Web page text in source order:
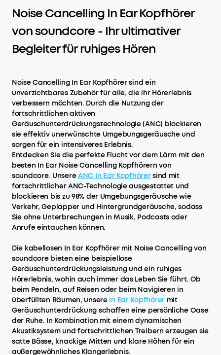
Noise Cancelling In Ear Kopfhörer
von soundcore - Ihr ultimativer
Begleiter für ruhiges Hören
Noise Cancelling In Ear Kopfhörer sind ein
unverzichtbares Zubehör für alle, die ihr Hörerlebnis
verbessern möchten. Durch die Nutzung der
fortschrittlichen aktiven
Geräuschunterdrückungstechnologie (ANC) blockieren
sie effektiv unerwünschte Umgebungsgeräusche und
sorgen für ein intensiveres Erlebnis.
Entdecken Sie die perfekte Flucht vor dem Lärm mit den
besten In Ear Noise Cancelling Kopfhörern von
soundcore. UnsereANC In Ear Kopfhörersind mit
fortschrittlicher ANC-Technologie ausgestattet und
blockieren bis zu 98% der Umgebungsgeräusche wie
Verkehr, Geplapper und Hintergrundgeräusche, sodass
Sie ohne Unterbrechungen in Musik, Podcasts oder
Anrufe eintauchen können.
Die kabellosen In Ear Kopfhörer mit Noise Cancelling von
soundcore bieten eine beispiellose
Geräuschunterdrückungsleistung und ein ruhiges
Hörerlebnis, wohin auch immer das Leben Sie führt. Ob
beim Pendeln, auf Reisen oder beim Navigieren in
überfüllten Räumen, unsere In Ear Kopfhörermit
Geräuschunterdrückung schaffen eine persönliche Oase
der Ruhe. In Kombination mit einem dynamischen
Akustiksystem und fortschrittlichen Treibern erzeugen sie
satte Bässe, knackige Mitten und klare Höhen für ein
außergewöhnliches Klangerlebnis.